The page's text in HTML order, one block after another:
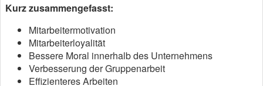
Kurz zusammengefasst:
Mitarbeitermotivation
Mitarbeiterloyalität
Bessere Moral innerhalb des Unternehmens
Verbesserung der Gruppenarbeit
Effizienteres Arbeiten